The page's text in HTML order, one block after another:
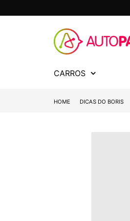
CARROS
HOME DICAS DO BORIS